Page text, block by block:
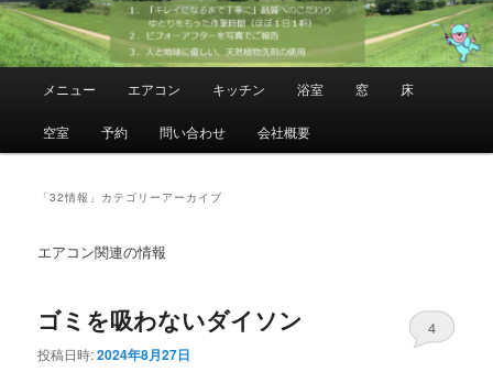
動
メ
メニュー エアコン キッチン 浴室 窓 床
空室 予約 問い合わせ 会社概要
「32情報 」カテゴリーアーカイブ
エアコン関連の情報
ゴミを吸わないダイソン
投稿日時:2024年8月27日
4